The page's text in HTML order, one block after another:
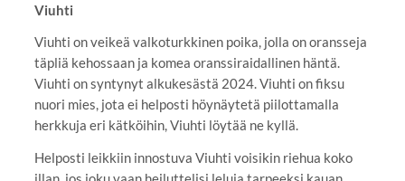
Viuhti
Viuhti on veikeä valkoturkkinen poika, jolla on oransseja
täpliä kehossaan ja komea oranssiraidallinen häntä.
Viuhti on syntynyt alkukesästä 2024. Viuhti on fiksu
nuori mies, jota ei helposti höynäytetä piilottamalla
herkkuja eri kätköihin, Viuhti löytää ne kyllä.
Helposti leikkiin innostuva Viuhti voisikin riehua koko